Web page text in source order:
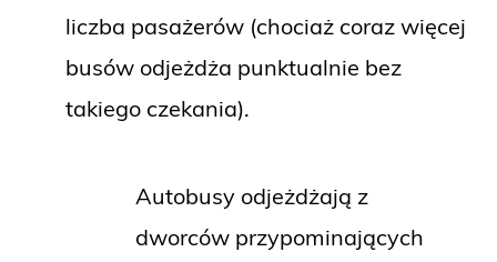
liczba pasażerów (chociaż coraz więcej
busów odjeżdża punktualnie bez
takiego czekania).
Autobusy odjeżdżają z
dworców przypominających